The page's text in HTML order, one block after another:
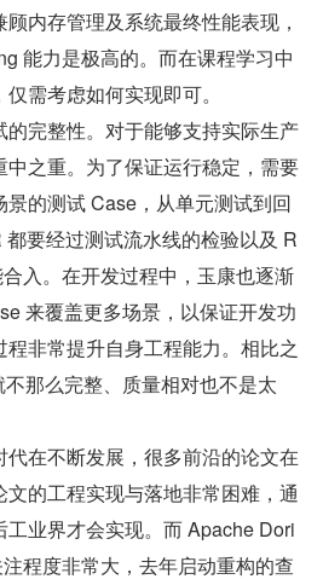
内存管理及系统最终性能表现，
能力是极高的。而在课程学习中
需考虑如何实现即可。
完整性。对于能够支持实际生产
中之重。为了保证运行稳定，需要
景的测试 Case，从单元测试到回
要经过测试流水线的检验以及 R
入。在开发过程中，玉康也逐渐
来覆盖更多场景，以保证开发功
非常提升自身工程能力。相比之
那么完整、质量相对也不是太
在不断发展，很多前沿的论文在
的工程实现与落地非常困难，通
业界才会实现。而 Apache Dori
程度非常大，去年启动重构的查